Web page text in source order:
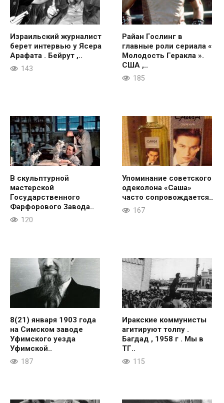
Израильский журналист
берет интервью у Ясера
Арафата . Бейрут ,..
143
Райан Гослинг в
главные роли сериала «
Молодость Геракла ».
США ,..
185
В скульптурной
мастерской
Государственного
Фарфорового Завода..
120
Упоминание советского
одеколона «Саша»
часто сопровождается..
167
8(21) января 1903 года
на Симском заводе
Уфимского уезда
Уфимской..
187
Иракские коммунисты
агитируют толпу .
Багдад , 1958 г . Мы в
ТГ..
115